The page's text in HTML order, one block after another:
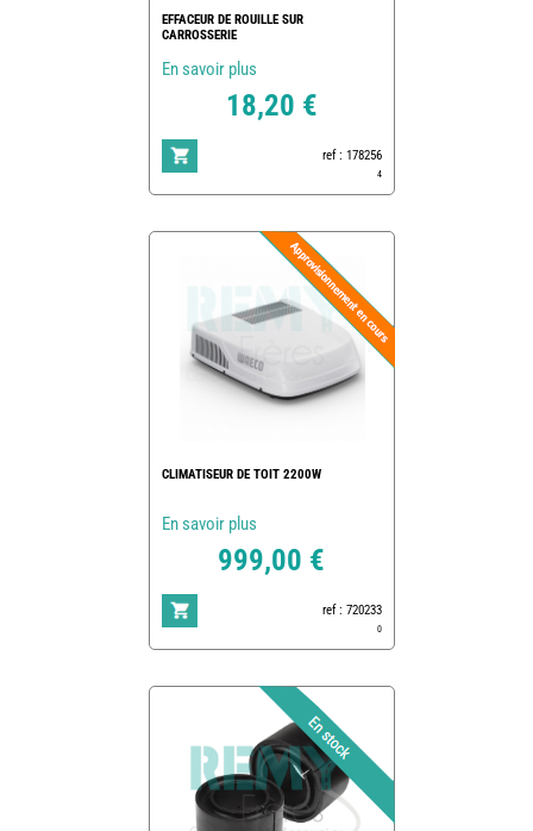
EFFACEUR DE ROUILLE SUR
CARROSSERIE
En savoir plus
18,20 €
ref : 178256
4
CLIMATISEUR DE TOIT 2200W
En savoir plus
999,00 €
ref : 720233
0